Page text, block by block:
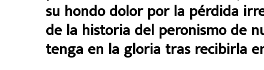
su hondo dolor por la pérdida
de la historia del peronismo de
tenga en la gloria tras recibirla